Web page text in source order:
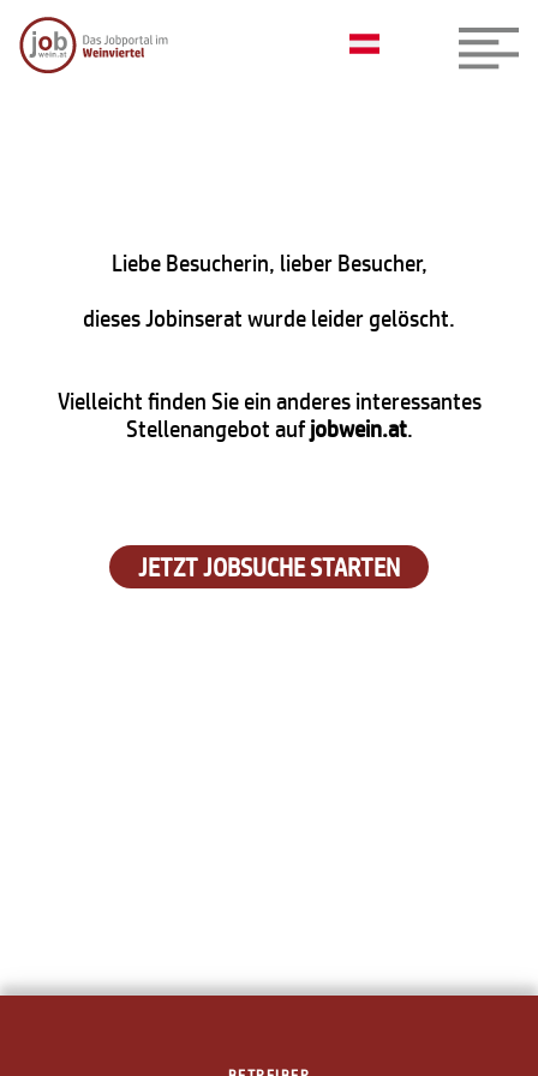
Liebe Besucherin, lieber Besucher,
dieses Jobinserat wurde leider gelöscht.
Vielleicht finden Sie ein anderes interessantes
Stellenangebot aufjobwein.at.
JETZT JOBSUCHE STARTEN